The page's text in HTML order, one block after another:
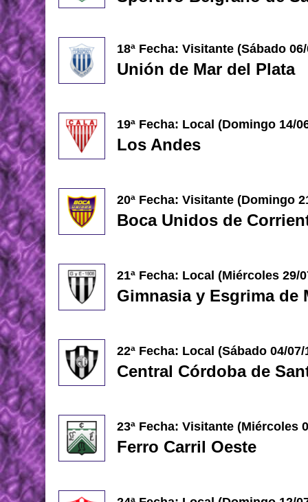
18ª Fecha: Visitante (Sábado
Unión de Mar del Plata
19ª Fecha: Local (Domingo 14/
Los Andes
20ª Fecha: Visitante (Domingo
Boca Unidos de
21ª Fecha: Local (Miércoles 29/
Gimnasia y Esgrima de
22ª Fecha: Local (Sábado 04/
Central Córdoba de
23ª Fecha: Visitante (Miércoles
Ferro Carril Oeste